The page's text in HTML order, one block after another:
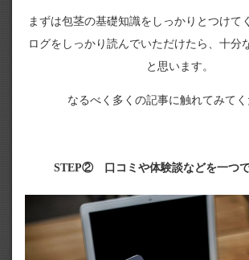
まずは包茎の基礎知識をしっかりとつけて
ログをしっかり読んでいただけたら、十分
と思います。
なるべく多くの記事に触れてみてく
STEP② 口コミや体験談などを一つ